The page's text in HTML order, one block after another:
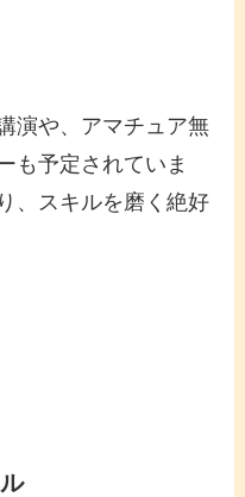
演や、アマチュア無
も予定されていま
、スキルを磨く絶好